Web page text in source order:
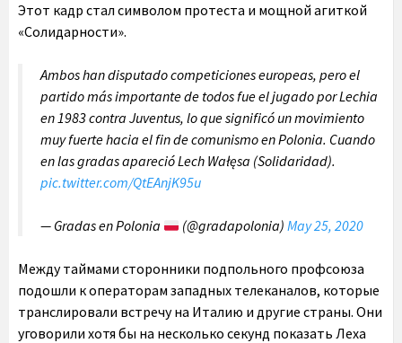
Этот кадр стал символом протеста и мощной агиткой
«Солидарности».
Ambos han disputado competiciones europeas, pero el
partido más importante de todos fue el jugado por Lechia
en 1983 contra Juventus, lo que significó un movimiento
muy fuerte hacia el fin de comunismo en Polonia. Cuando
en las gradas apareció Lech Wałęsa (Solidaridad).
pic.twitter.com/QtEAnjK95u
— Gradas en Polonia (@gradapolonia)May 25, 2020
Между таймами сторонники подпольного профсоюза
подошли к операторам западных телеканалов, которые
транслировали встречу на Италию и другие страны. Они
уговорили хотя бы на несколько секунд показать Леха